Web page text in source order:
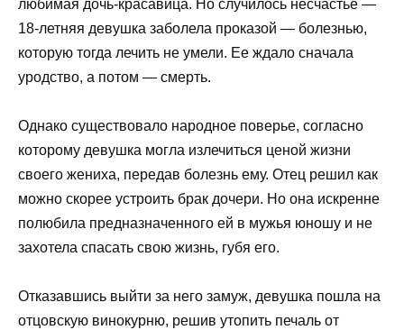
любимая дочь-красавица. Но случилось несчастье —
18-летняя девушка заболела проказой — болезнью,
которую тогда лечить не умели. Ее ждало сначала
уродство, а потом — смерть.
Однако существовало народное поверье, согласно
которому девушка могла излечиться ценой жизни
своего жениха, передав болезнь ему. Отец решил как
можно скорее устроить брак дочери. Но она искренне
полюбила предназначенного ей в мужья юношу и не
захотела спасать свою жизнь, губя его.
Отказавшись выйти за него замуж, девушка пошла на
отцовскую винокурню, решив утопить печаль от